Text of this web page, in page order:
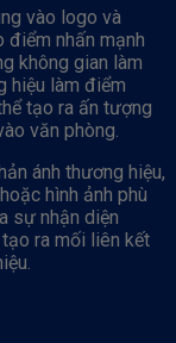
vào logo và
điểm nhấn mạnh
không gian làm
hiệu làm điểm
tạo ra ấn tượng
văn phòng.
ánh thương hiệu,
hình ảnh phù
sự nhận diện
ra mối liên kết